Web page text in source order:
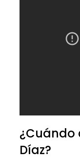
¿Cuándo
Díaz?